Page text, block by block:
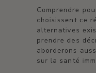
Comprendre
choisissent ce
alternatives
prendre des
aborderons
sur la santé